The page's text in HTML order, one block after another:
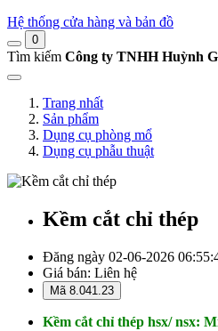
Hệ thống cửa hàng và bản đồ
0
Tìm kiếm Công ty TNHH Huỳnh
Trang nhất
Sản phẩm
Dụng cụ phòng mổ
Dụng cụ phẫu thuật
Kềm cắt chỉ thép
Đăng ngày 02-06-2026
Giá bán: Liên hệ
Mã 8.041.23
Kềm cắt chỉ thép hsx/ nsx: